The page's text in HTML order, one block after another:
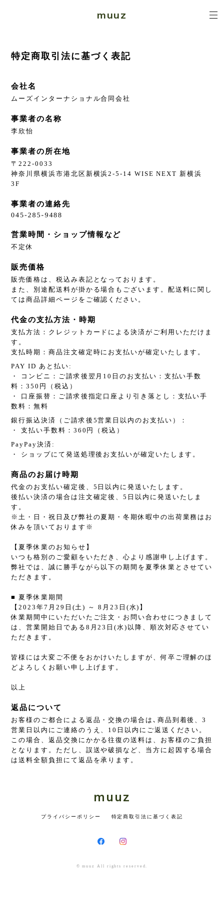
muuz
特定商取引法に基づく表記
会社名
ムーズインターナショナル合同会社
事業者の名称
李欣怡
事業者の所在地
〒222-0033
神奈川県横浜市港北区新横浜2-5-14 WISE NEXT 新横浜
3F
事業者の連絡先
営業時間・ショップ情報など
不定休
販売価格
販売価格は、税込み表記となっております。
また、別途配送料が掛かる場合もございます。配送料に関し
ては商品詳細ページをご確認ください。
代金の支払方法・時期
支払方法：クレジットカードによる決済がご利用いただけま
す。
支払時期：商品注文確定時にお支払いが確定いたします。
PAY ID あと払い:
・ コンビニ：ご請求後翌月10日のお支払い：支払い手数
料：350円（税込）
・ 口座振替：ご請求後指定口座より引き落とし：支払い手
数料：無料
銀行振込決済（ご請求後5営業日以内のお支払い）：
・ 支払い手数料：360円（税込）
PayPay決済:
・ ショップにて発送処理後お支払いが確定いたします。
商品のお届け時期
代金のお支払い確定後、5日以内に発送いたします。
後払い決済の場合は注文確定後、5日以内に発送いたしま
す。
※土・日・祝日及び弊社の夏期・冬期休暇中の出荷業務はお
休みを頂いております※
【夏季休業のお知らせ】
いつも格別のご愛顧をいただき、心より感謝申し上げます。
弊社では、誠に勝手ながら以下の期間を夏季休業とさせてい
ただきます。
■ 夏季休業期間
【2023年7月29日(土) ～ 8月23日(水)】
休業期間中にいただいたご注文・お問い合わせにつきまして
は、営業開始日である8月23日(水)以降、順次対応させてい
ただきます。
皆様には大変ご不便をおかけいたしますが、何卒ご理解のほ
どよろしくお願い申し上げます。
以上
返品について
お客様のご都合による返品・交換の場合は､商品到着後、3
営業日以内にご連絡のうえ、10日以内にご返送ください。
この場合、返品交換にかかる往復の送料は、お客様のご負担
となります。ただし、誤送や破損など、当方に起因する場合
は送料全額負担にて返品を承ります。
muuz
プライバシーポリシー 特定商取引法に基づく表記
© muuz All rights reserved.